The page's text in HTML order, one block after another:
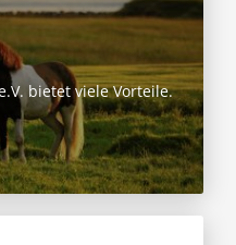
bietet viele Vorteile.